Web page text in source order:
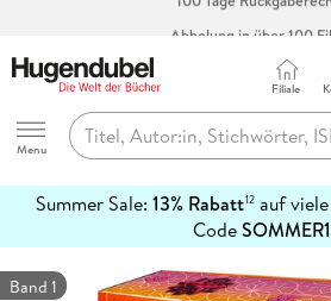
Abholung in über 100
Hugendubel
Menu
Filiale
Summer Sale: 13% Rabatt12auf
Code
erfahren
Band 1